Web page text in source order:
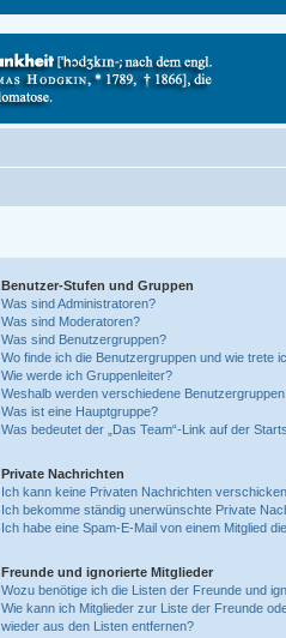
Benutzer-Stufen und Gruppen
Was sind Administratoren?
Was sind Moderatoren?
Was sind Benutzergruppen?
Wo finde ich die Benutzergruppen und wie trete
Wie werde ich Gruppenleiter?
Weshalb werden verschiedene
Was ist eine Hauptgruppe?
Was bedeutet der „Das Team“-Link auf der
Private Nachrichten
Ich kann keine Privaten Nachrichten
Ich bekomme ständig unerwünschte Private
Ich habe eine Spam-E-Mail von einem Mitglied
Freunde und ignorierte Mitglieder
Wozu benötige ich die Listen der Freunde und
Wie kann ich Mitglieder zur Liste der Freunde
wieder aus den Listen entfernen?